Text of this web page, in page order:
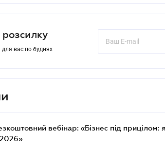
розсилку
для вас по буднях
вебінар: «Бізнес під прицілом: